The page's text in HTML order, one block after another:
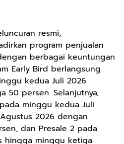
resmi,
program penjualan
berbagai keuntungan
Early Bird berlangsung
kedua Juli 2026
50 persen. Selanjutnya,
minggu kedua Juli
2026 dengan
dan Presale 2 pada
hingga minggu ketiga